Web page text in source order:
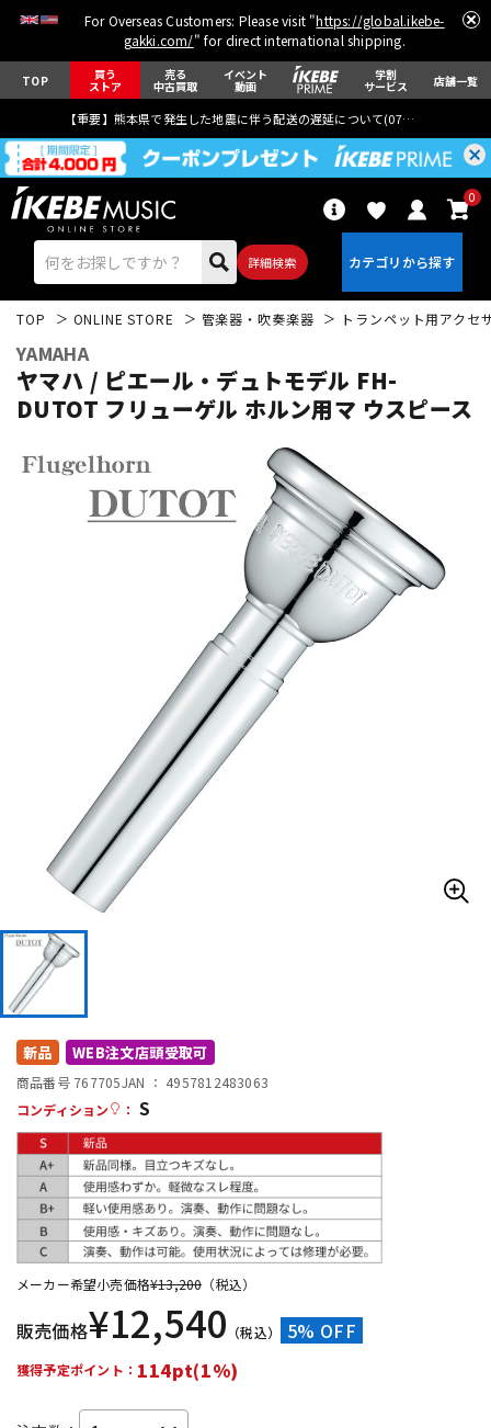
For Overseas Customers: Please visit "https://global.ikebe-
gakki.com/" for direct international shipping.
TOP 買う
ストア
売る
中古買取
イベント
動画
学割
サービス 店舗一覧
【重要】熊本県で発生した地震に伴う配送の遅延について(07月29日
詳細検索
0
ベース ウクレレ
パーカッション
管楽器
アンプ
DJ機器
配信/ライブ機器
中古 ヴィンテージ
TOP ONLINE STORE 管楽器・吹奏楽器 トランペット用アクセ
YAMAHA
ヤマハ / ピエール・デュトモデル FH-
DUTOT フリューゲル ホルン用マ ウスピース
新品 WEB注文店頭受取可
商品番号 767705JAN ： 4957812483063
コンディション
： S
メーカー希望小売価格¥13,200 （税込）
販売価格¥12,540 （税込） 5% OFF
獲得予定ポイント： 114pt(1%)